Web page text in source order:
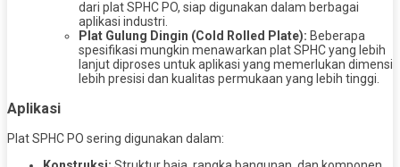
dari plat SPHC PO, siap digunakan dalam berbagai
aplikasi industri.
Plat Gulung Dingin (Cold Rolled Plate): Beberapa
spesifikasi mungkin menawarkan plat SPHC yang lebih
lanjut diproses untuk aplikasi yang memerlukan dimensi
lebih presisi dan kualitas permukaan yang lebih tinggi.
Aplikasi
Plat SPHC PO sering digunakan dalam: